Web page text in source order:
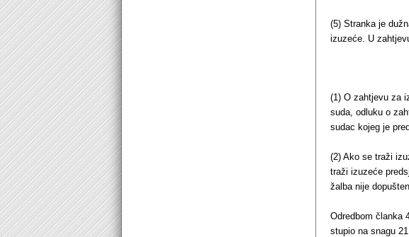
(5) Stranka je
izuzeće. U
(1) O zahtjevu za
suda, odluku o
sudac kojeg je
(2) Ako se traži
traži izuzeće
žalba nije
Odredbom članka
stupio na snagu